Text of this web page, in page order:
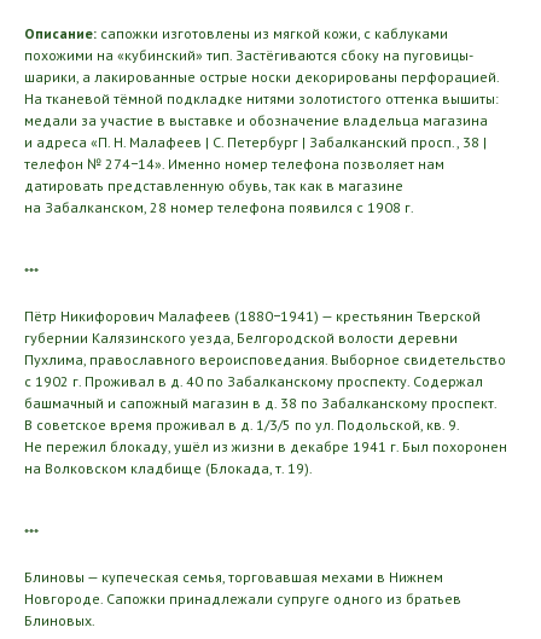
Описание: сапожки изготовлены из мягкой кожи, с каблуками
похожими на «кубинский» тип. Застёгиваются сбоку на пуговицы-
шарики, а лакированные острые носки декорированы перфорацией.
На тканевой тёмной подкладке нитями золотистого оттенка вышиты:
медали за участие в выставке и обозначение владельца магазина
и адреса «П. Н. Малафеев | С. Петербург | Забалканский просп., 38 |
телефон № 274−14». Именно номер телефона позволяет нам
датировать представленную обувь, так как в магазине
на Забалканском, 28 номер телефона появился с 1908 г.
***
Пётр Никифорович Малафеев (1880−1941) — крестьянин Тверской
губернии Калязинского уезда, Белгородской волости деревни
Пухлима, православного вероисповедания. Выборное свидетельство
с 1902 г. Проживал в д. 40 по Забалканскому проспекту. Содержал
башмачный и сапожный магазин в д. 38 по Забалканскому проспект.
В советское время проживал в д. 1/3/5 по ул. Подольской, кв. 9.
Не пережил блокаду, ушёл из жизни в декабре 1941 г. Был похоронен
на Волковском кладбище (Блокада, т. 19).
***
Блиновы — купеческая семья, торговавшая мехами в Нижнем
Новгороде. Сапожки принадлежали супруге одного из братьев
Блиновых.